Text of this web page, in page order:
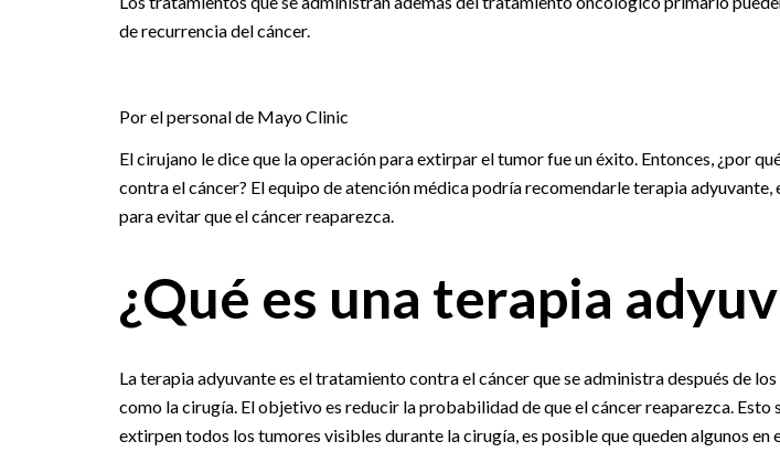
de recurrencia del cáncer.
Por el personal de Mayo Clinic
El cirujano le dice que la operación para extirpar el tumor fue un éxito. Entonces, ¿por
contra el cáncer? El equipo de atención médica podría recomendarle terapia adyuvante,
para evitar que el cáncer reaparezca.
¿Qué es una terapia
La terapia adyuvante es el tratamiento contra el cáncer que se administra después de
como la cirugía. El objetivo es reducir la probabilidad de que el cáncer reaparezca. Esto
extirpen todos los tumores visibles durante la cirugía, es posible que queden algunos en